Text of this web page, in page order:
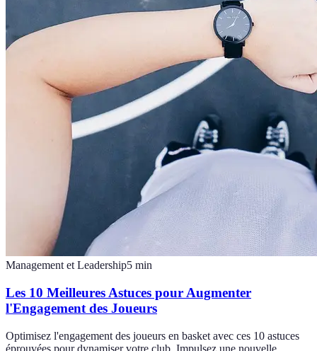
Management et Leadership5 min
Les 10 Meilleures Astuces pour Augmenter
l'Engagement des Joueurs
Optimisez l'engagement des joueurs en basket avec ces 10 astuces
éprouvées pour dynamiser votre club. Impulsez une nouvelle